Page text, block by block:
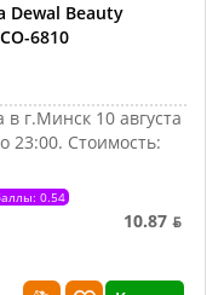
Dewal Beauty
6810
в г.Минск 10 августа
23:00. Стоимость:
0.54
10.87 ƃ